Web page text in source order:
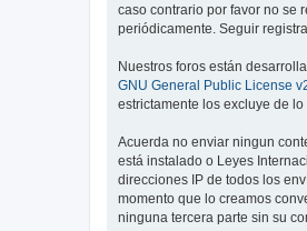
caso contrario por favor no se
periódicamente. Seguir
Nuestros foros están
GNU General Public License
estrictamente los excluye de
Acuerda no enviar ningun
está instalado o Leyes
direcciones IP de todos los
momento que lo creamos
ninguna tercera parte sin su